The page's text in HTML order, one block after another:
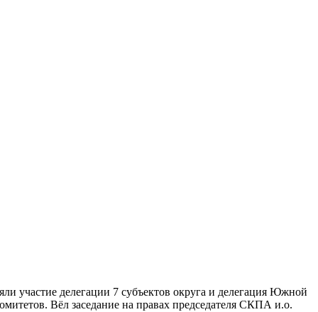
участие делегации 7 субъектов округа и делегация Южной
Вёл заседание на правах председателя СКПА и.о.